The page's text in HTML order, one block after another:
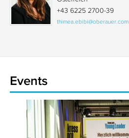
+43 6225 2700-39
thimea.ebibi@oberauer.com
Events